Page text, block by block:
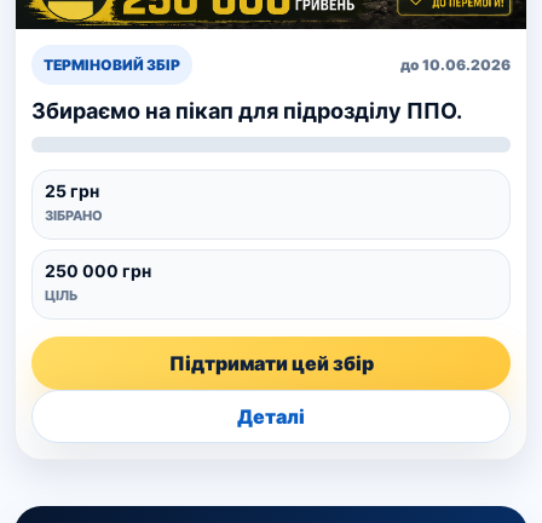
ТЕРМІНОВИЙ ЗБІР до 10.06.2026
Збираємо на пікап для підрозділу ППО.
25 грн
ЗІБРАНО
250 000 грн
ЦІЛЬ
Підтримати цей збір
Деталі